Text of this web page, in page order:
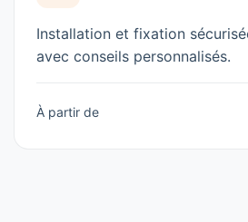
Installation et fixation
avec conseils personnalisés.
À partir de